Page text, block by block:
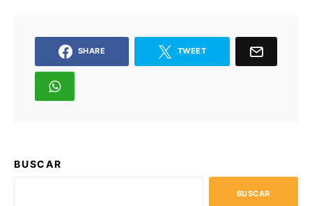
SHARE TWEET
BUSCAR
BUSCAR